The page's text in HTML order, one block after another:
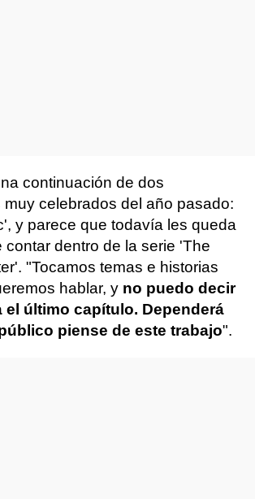
continuación de dos
muy celebrados del año pasado:
y parece que todavía les queda
contar dentro de la serie 'The
"Tocamos temas e historias
hablar, y no puedo decir
el último capítulo. Dependerá
piense de este trabajo".